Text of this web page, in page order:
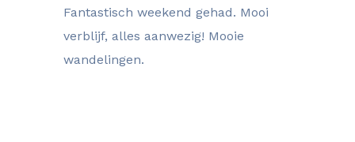
Fantastisch weekend gehad. Mooi
verblijf, alles aanwezig! Mooie
wandelingen.